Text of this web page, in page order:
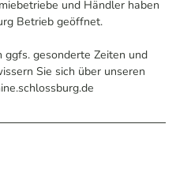
und Händler haben
Betrieb geöffnet.
gesonderte Zeiten und
Sie sich über unseren